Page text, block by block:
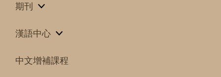
期刊
漢語中心
中文增補課程